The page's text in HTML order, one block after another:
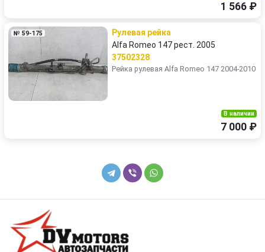
1 566 ₽
№ 59-175
Рулевая рейка
Alfa Romeo 147 рест. 2005
37502328
Рейка рулевая Alfa Romeo 147 2004-2010
В наличии
7 000 ₽